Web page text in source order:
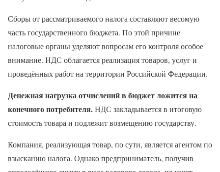
Сборы от рассматриваемого налога составляют весомую
часть государственного бюджета. По этой причине
налоговые органы уделяют вопросам его контроля особое
внимание. НДС облагается реализация товаров, услуг и
проведённых работ на территории Российской Федерации.
Денежная нагрузка отчислений в бюджет ложится на
конечного потребителя.НДС закладывается в итоговую
стоимость товара и подлежит возмещению государству.
Компания, реализующая товар, по сути, является агентом по
взысканию налога. Однако предприниматель, получив